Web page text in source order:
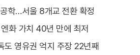
학…서울 8개교 전환 확정
화 가치 40년 만에 최저
도 영유권 억지 주장 22년째